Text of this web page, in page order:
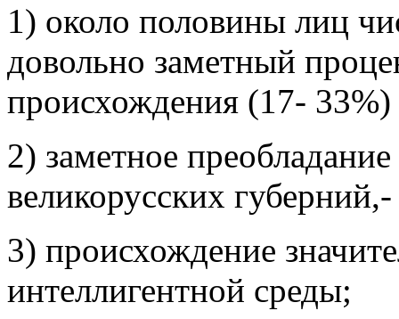
1) около половины лиц
довольно заметный
происхождения (17-
2) заметное
великорусских
3) происхождение
интеллигентной среды;